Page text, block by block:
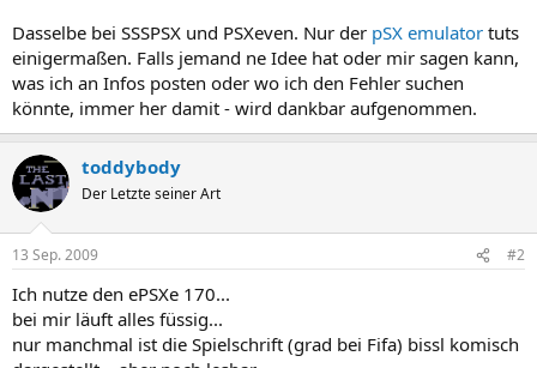
Dasselbe bei SSSPSX und PSXeven. Nur der pSX emulator tuts
einigermaßen. Falls jemand ne Idee hat oder mir sagen kann,
was ich an Infos posten oder wo ich den Fehler suchen
könnte, immer her damit - wird dankbar aufgenommen.
toddybody
Der Letzte seiner Art
13 Sep. 2009 #2
Ich nutze den ePSXe 170...
bei mir läuft alles füssig...
nur manchmal ist die Spielschrift (grad bei Fifa) bissl komisch